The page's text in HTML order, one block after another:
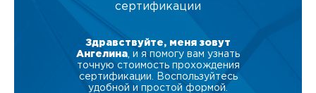
сертификации
Здравствуйте, меня зовут
Ангелина , и я помогу вам узнать
точную стоимость прохождения
сертификации. Воспользуйтесь
удобной и простой формой.